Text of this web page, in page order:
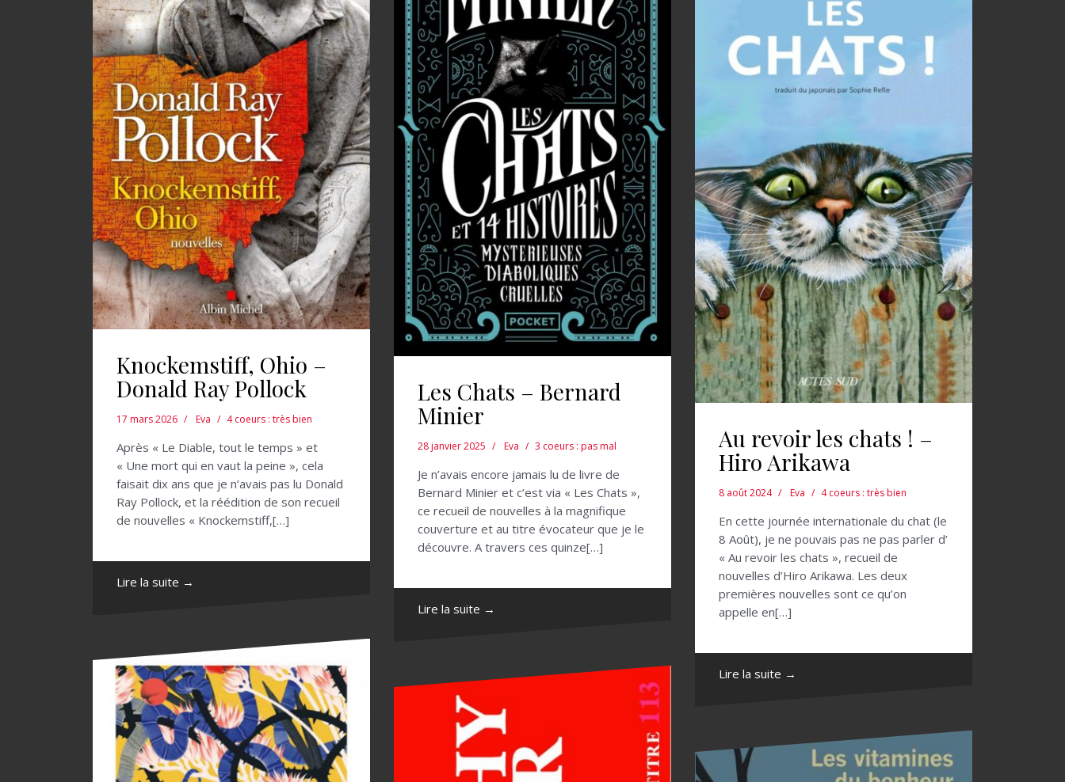
Knockemstiff, Ohio –
Donald Ray Pollock
17 mars 2026 Eva 4 coeurs : très bien
Après « Le Diable, tout le temps » et
« Une mort qui en vaut la peine », cela
faisait dix ans que je n’avais pas lu Donald
Ray Pollock, et la réédition de son recueil
de nouvelles « Knockemstiff,[…]
Lire la suite →
Les Chats – Bernard
Minier
28 janvier 2025 Eva 3 coeurs : pas mal
Je n’avais encore jamais lu de livre de
Bernard Minier et c’est via « Les Chats »,
ce recueil de nouvelles à la magnifique
couverture et au titre évocateur que je le
découvre. A travers ces quinze[…]
Lire la suite →
Au revoir les chats ! –
Hiro Arikawa
8 août 2024 Eva 4 coeurs : très bien
En cette journée internationale du chat (le
8 Août), je ne pouvais pas ne pas parler d’
« Au revoir les chats », recueil de
nouvelles d’Hiro Arikawa. Les deux
premières nouvelles sont ce qu’on
appelle en[…]
Lire la suite →